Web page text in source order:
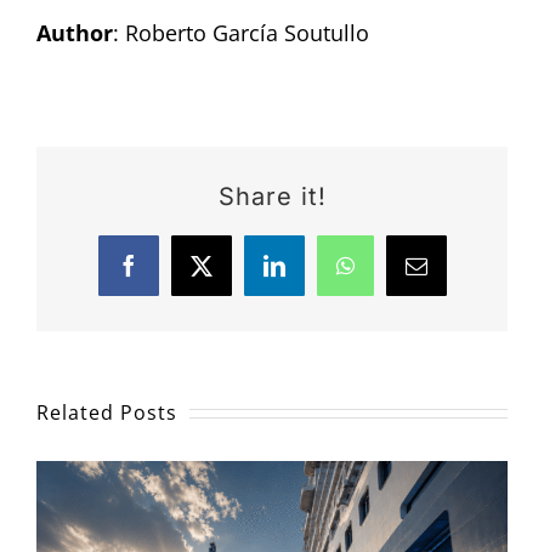
Author: Roberto García Soutullo
Share it!
Facebook
X LinkedInWhatsAppEmail
Related Posts